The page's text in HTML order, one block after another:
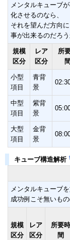
メンタルキューブ
化させるのなら、
それを望んだ方向
事が出来るのだろう
規模
区分
レア
区分
所
間
小型
項目
青背
景
中型
項目
紫背
景
大型
項目
金背
景
キューブ構造解析
メンタルキューブ
成功例こそ無いも
規模
区分
レア
区分
所要時
間